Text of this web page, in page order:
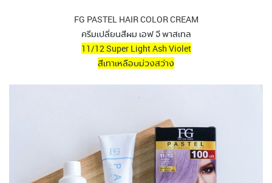
FG PASTEL HAIR COLOR CREAM
ครีมเปลี่ยนสีผม เอฟ จี พาสเทล
11/12 Super Light Ash Violet
สีเทาเหลือบม่วงสว่าง